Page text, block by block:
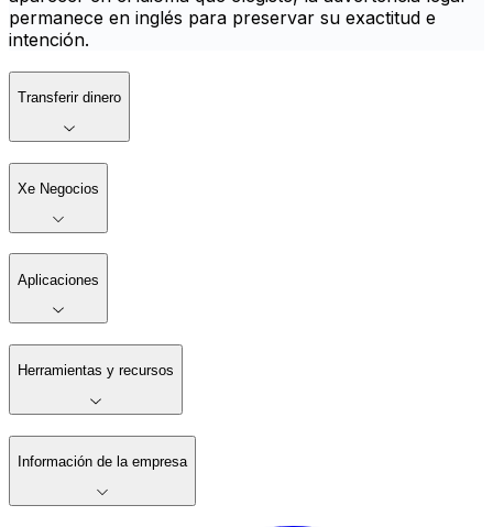
permanece en inglés para preservar su exactitud e
intención.
Transferir dinero
Xe Negocios
Aplicaciones
Herramientas y recursos
Información de la empresa